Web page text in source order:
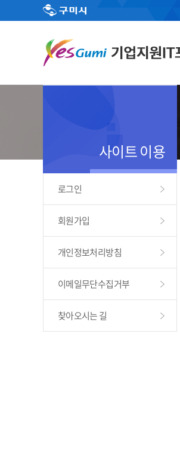
사이트 이용
로그인
회원가입
개인정보처리방침
이메일무단수집거부
찾아오시는 길